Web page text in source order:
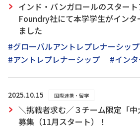
インド・バンガロールのスター
Foundry社にて本学学生がインタ
ました
#グローバルアントレプレナーシップ
#アントレプレナーシップ
#イン
2025.10.15 国際連携・留学
＼挑戦者求む／３チーム限定「
募集（11月スタート）！